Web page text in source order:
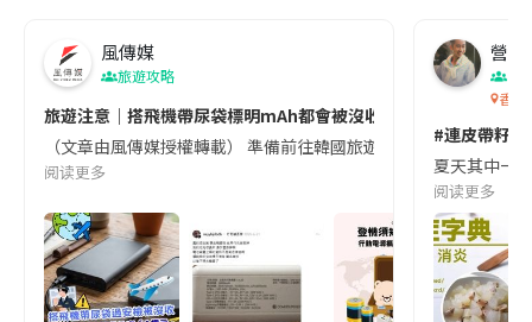
風傳媒
旅遊攻略
旅遊注意｜搭飛機帶尿袋標明mAh都會被沒收😱出發前切記檢查
（文章由風傳媒授權轉載） 準備前往韓國旅遊的民眾，近期要
阅读更多
營養
香港
#連皮帶籽
夏天其中一
阅读更多